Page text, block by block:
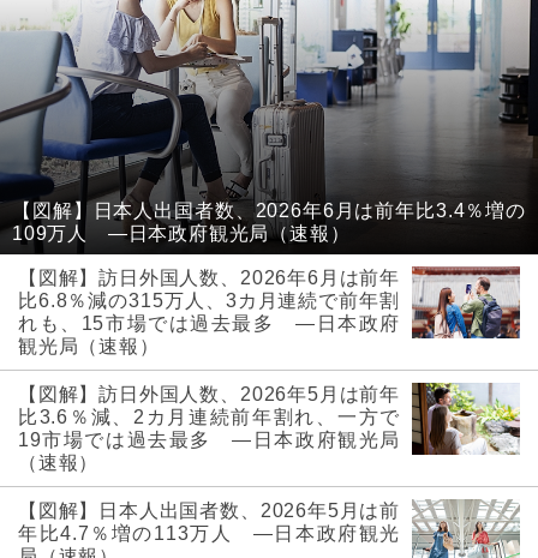
【図解】日本人出国者数、2026年6月は前年比3.4％増の
109万人 ―日本政府観光局（速報）
【図解】訪日外国人数、2026年6月は前年
比6.8％減の315万人、3カ月連続で前年割
れも、15市場では過去最多 ―日本政府
観光局（速報）
【図解】訪日外国人数、2026年5月は前年
比3.6％減、2カ月連続前年割れ、一方で
19市場では過去最多 ―日本政府観光局
（速報）
【図解】日本人出国者数、2026年5月は前
年比4.7％増の113万人 ―日本政府観光